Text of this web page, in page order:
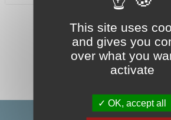
This site uses
and gives you
over what you
activate
OK, accept all